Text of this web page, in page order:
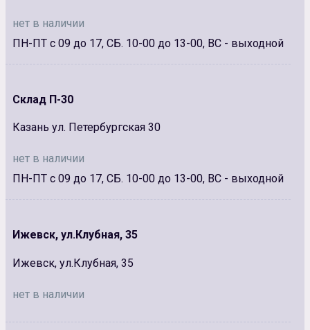
нет в наличии
ПН-ПТ с 09 до 17, СБ. 10-00 до 13-00, ВС - выходной
Склад П-30
Казань ул. Петербургская 30
нет в наличии
ПН-ПТ с 09 до 17, СБ. 10-00 до 13-00, ВС - выходной
Ижевск, ул.Клубная, 35
Ижевск, ул.Клубная, 35
нет в наличии